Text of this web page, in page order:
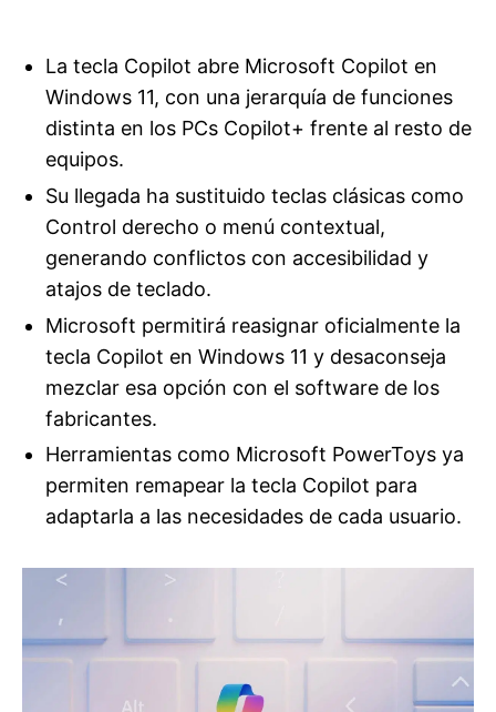
La tecla Copilot abre Microsoft Copilot en
Windows 11, con una jerarquía de funciones
distinta en los PCs Copilot+ frente al resto de
equipos.
Su llegada ha sustituido teclas clásicas como
Control derecho o menú contextual,
generando conflictos con accesibilidad y
atajos de teclado.
Microsoft permitirá reasignar oficialmente la
tecla Copilot en Windows 11 y desaconseja
mezclar esa opción con el software de los
fabricantes.
Herramientas como Microsoft PowerToys ya
permiten remapear la tecla Copilot para
adaptarla a las necesidades de cada usuario.